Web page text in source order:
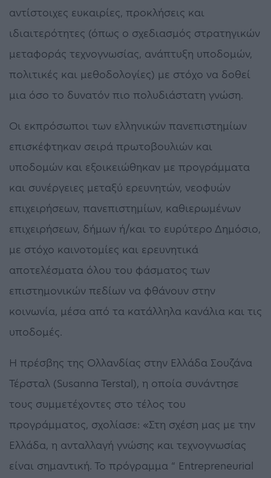
αντίστοιχες ευκαιρίες, προκλήσεις και
ιδιαιτερότητες (όπως ο σχεδιασμός στρατηγικών
μεταφοράς τεχνογνωσίας, ανάπτυξη υποδομών,
πολιτικές και μεθοδολογίες) με στόχο να δοθεί
μια όσο το δυνατόν πιο πολυδιάστατη γνώση.
Οι εκπρόσωποι των ελληνικών πανεπιστημίων
επισκέφτηκαν σειρά πρωτοβουλιών και
υποδομών και εξοικειώθηκαν με προγράμματα
και συνέργειες μεταξύ ερευνητών, νεοφυών
επιχειρήσεων, πανεπιστημίων, καθιερωμένων
επιχειρήσεων, δήμων ή/και το ευρύτερο Δημόσιο,
με στόχο καινοτομίες και ερευνητικά
αποτελέσματα όλου του φάσματος των
επιστημονικών πεδίων να φθάνουν στην
κοινωνία, μέσα από τα κατάλληλα κανάλια και τις
υποδομές.
Η πρέσβης της Ολλανδίας στην Ελλάδα Σουζάνα
Τέρσταλ (Susanna Terstal), η οποία συνάντησε
τους συμμετέχοντες στο τέλος του
προγράμματος, σχολίασε: «Στη σχέση μας με την
Ελλάδα, η ανταλλαγή γνώσης και τεχνογνωσίας
είναι σημαντική. Το πρόγραμμα “ Entrepreneurial